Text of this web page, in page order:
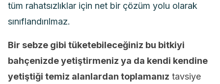
tüm rahatsızlıklar için net bir çözüm yolu olarak
sınıflandırılmaz.
Bir sebze gibi tüketebileceğiniz bu bitkiyi
bahçenizde yetiştirmeniz ya da kendi kendine
yetiştiği temiz alanlardan toplamanız tavsiye